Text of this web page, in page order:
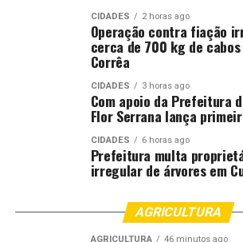
Fonte: EBC Cultura
Comentários
RELATED TOPICS: CELEBRADO CULTURA
DIA NACIONAL NESTA
Curitiba terá atrações natalinas da
CIDADES 2 horas ago
Operação contra fiação
cerca de 700 kg de cabos
Corrêa
CIDADES 3 horas ago
Com apoio da Prefeitura
Flor Serrana lança
CIDADES 6 horas ago
Prefeitura multa
irregular de árvores em
AGRICULTURA
AGRICULTURA 46 minutos ago